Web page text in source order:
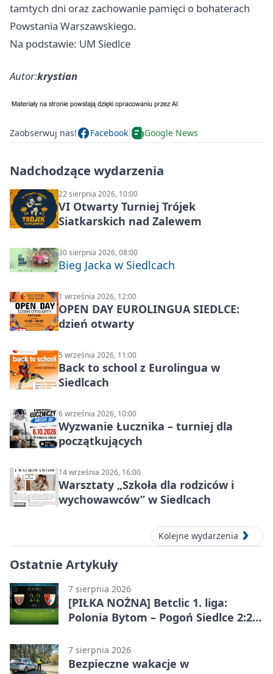
tamtych dni oraz zachowanie pamięci o bohaterach
Powstania Warszawskiego.
Na podstawie: UM Siedlce
Autor:krystian
Zaobserwuj nas! Facebook Google News
Nadchodzące wydarzenia
22 sierpnia 2026, 10:00
VI Otwarty Turniej Trójek
Siatkarskich nad Zalewem
30 sierpnia 2026, 08:00
Bieg Jacka w Siedlcach
1 września 2026, 12:00
OPEN DAY EUROLINGUA SIEDLCE:
dzień otwarty
5 września 2026, 11:00
Back to school z Eurolingua w
Siedlcach
6 września 2026, 10:00
Wyzwanie Łucznika – turniej dla
początkujących
14 września 2026, 16:00
Warsztaty „Szkoła dla rodziców i
wychowawców” w Siedlcach
Kolejne wydarzenia
Ostatnie Artykuły
7 sierpnia 2026
[PIŁKA NOŻNA] Betclic 1. liga:
Polonia Bytom – Pogoń Siedlce 2:2.
emocjonującej końcówce
7 sierpnia 2026
Bezpieczne wakacje w